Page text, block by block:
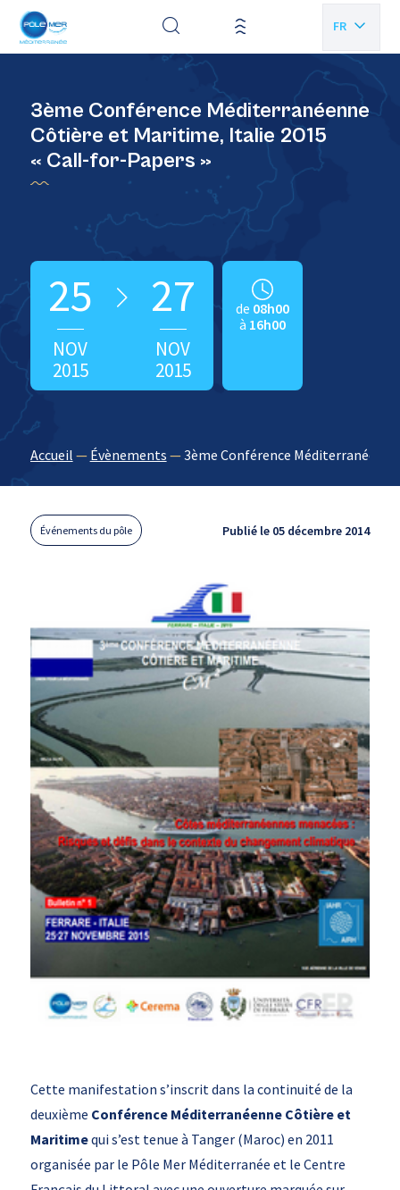
FR
3ème Conférence Méditerranéenne
Côtière et Maritime, Italie 2015
« Call-for-Papers »
25
NOV
2015
27
NOV
2015
de 08h00
à 16h00
Accueil — Évènements —3ème Conférence
Événements du pôle Publié le 05 décembre 2014
Cette manifestation s’inscrit dans la continuité de la
deuxième Conférence Méditerranéenne Côtière et
Maritimequi s’est tenue à Tanger (Maroc) en 2011
organisée par le Pôle Mer Méditerranée et le Centre
Panneau de gestion des cookies